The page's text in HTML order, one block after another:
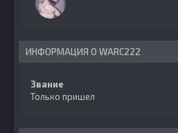
ИНФОРМАЦИЯ О WARC222
Звание
Только пришел